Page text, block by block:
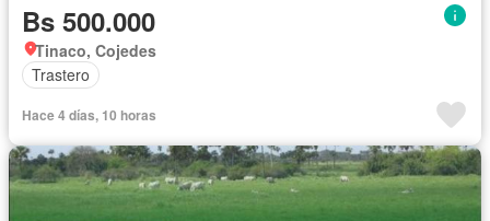
Bs 500.000
Tinaco, Cojedes
Trastero
Hace 4 días, 10 horas